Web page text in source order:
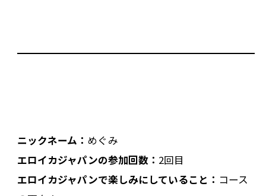
ニックネーム： めぐみ
エロイカジャパンの参加回数： 2回目
エロイカジャパンで楽しみにしていること： コース